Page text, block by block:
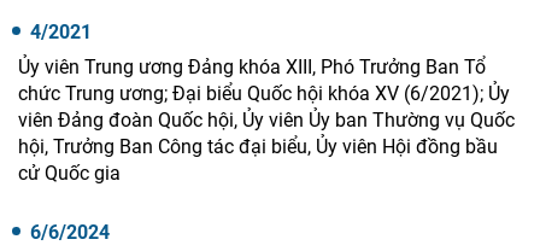
4/2021
Ủy viên Trung ương Đảng khóa XIII, Phó Trưởng Ban Tổ
chức Trung ương; Đại biểu Quốc hội khóa XV (6/2021); Ủy
viên Đảng đoàn Quốc hội, Ủy viên Ủy ban Thường vụ Quốc
hội, Trưởng Ban Công tác đại biểu, Ủy viên Hội đồng bầu
cử Quốc gia
6/6/2024